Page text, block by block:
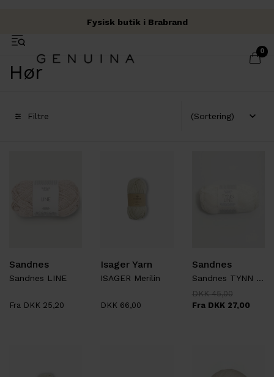
Fri fragt over 500 kr.
Fysisk butik i Brabrand
Garn & Håndværk
0
Hør
Filtre
Sandnes
Sandnes LINE
Fra DKK 25,20
Isager Yarn
ISAGER Merilin
DKK 66,00
Sandnes
Sandnes TYNN LINE
DKK 45,00
Fra DKK 27,00